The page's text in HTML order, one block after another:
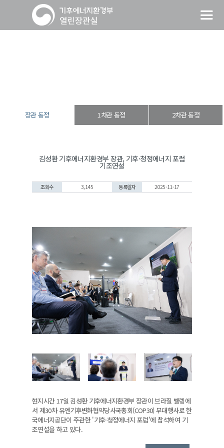
장관 동정 1차관 동정 2차관 동정
김성환 기후에너지환경부 장관, 기후·청정에너지 포럼
기조연설
조회수 3,145 등록일자 2025-11-17
현지시간 17일 김성환 기후에너지환경부 장관이 브라질 벨렝에
서 제30차 유엔기후변화협약당사국총회(COP30) 부대행사로 한
국에너지공단이 주관한 '기후·청정에너지 포럼'에 참석하여 기
조연설을 하고 있다.